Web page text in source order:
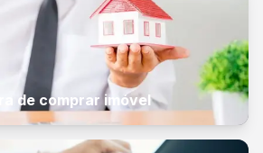
de comprar imóvel